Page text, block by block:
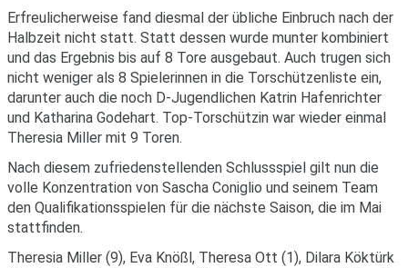
Erfreulicherweise fand diesmal der übliche Einbruch nach der
Halbzeit nicht statt. Statt dessen wurde munter kombiniert
und das Ergebnis bis auf 8 Tore ausgebaut. Auch trugen sich
nicht weniger als 8 Spielerinnen in die Torschützenliste ein,
darunter auch die noch D-Jugendlichen Katrin Hafenrichter
und Katharina Godehart. Top-Torschützin war wieder einmal
Theresia Miller mit 9 Toren.
Nach diesem zufriedenstellenden Schlussspiel gilt nun die
volle Konzentration von Sascha Coniglio und seinem Team
den Qualifikationsspielen für die nächste Saison, die im Mai
stattfinden.
Theresia Miller (9), Eva Knößl, Theresa Ott (1), Dilara Köktürk